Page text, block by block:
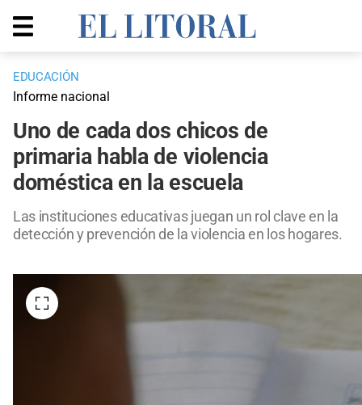
EDUCACIÓN
Informe nacional
Uno de cada dos chicos de
primaria habla de violencia
doméstica en la escuela
Las instituciones educativas juegan un rol clave en la
detección y prevención de la violencia en los hogares.